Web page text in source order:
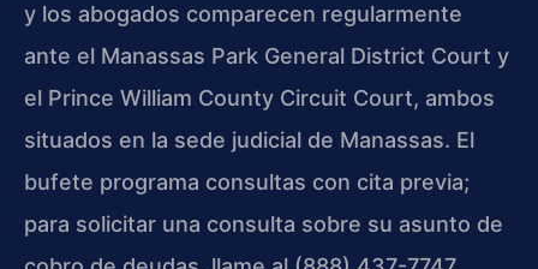
y los abogados comparecen regularmente
ante el Manassas Park General District Court y
el Prince William County Circuit Court, ambos
situados en la sede judicial de Manassas. El
bufete programa consultas con cita previa;
para solicitar una consulta sobre su asunto de